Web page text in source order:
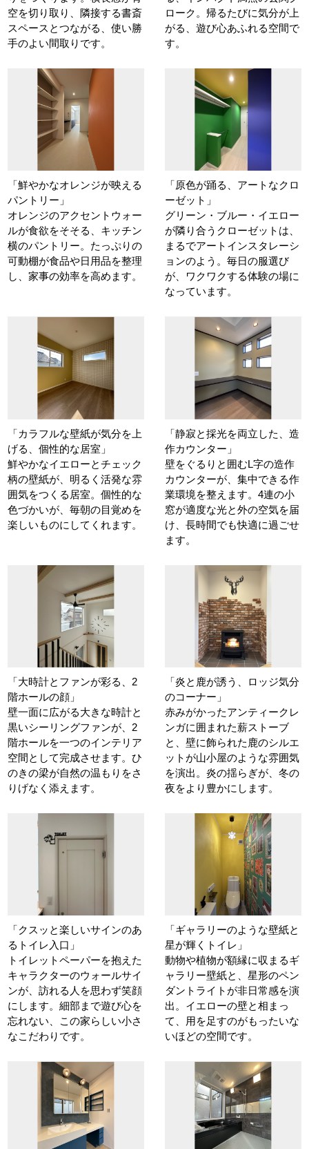
空を切り取り、隣接する書斎
スペースとつながる、使い勝
手のよい間取りです。
ローク。帰るたびに気分が上
がる、遊び心あふれる空間で
す。
「鮮やかなオレンジが映える
パントリー」
オレンジのアクセントウォー
ルが食欲をそそる、キッチン
横のパントリー。たっぷりの
可動棚が食品や日用品を整理
し、家事の効率を高めます。
「原色が踊る、アートなクロ
ーゼット」
グリーン・ブルー・イエロー
が隣り合うクローゼットは、
まるでアートインスタレーシ
ョンのよう。毎日の服選び
が、ワクワクする体験の場に
なっています。
「カラフルな壁紙が気分を上
げる、個性的な居室」
鮮やかなイエローとチェック
柄の壁紙が、明るく活発な雰
囲気をつくる居室。個性的な
色づかいが、毎朝の目覚めを
楽しいものにしてくれます。
「静寂と採光を両立した、造
作カウンター」
壁をぐるりと囲むL字の造作
カウンターが、集中できる作
業環境を整えます。4連の小
窓が適度な光と外の空気を届
け、長時間でも快適に過ごせ
ます。
「大時計とファンが彩る、2
階ホールの顔」
壁一面に広がる大きな時計と
黒いシーリングファンが、2
階ホールを一つのインテリア
空間として完成させます。ひ
のきの梁が自然の温もりをさ
りげなく添えます。
「炎と鹿が誘う、ロッジ気分
のコーナー」
赤みがかったアンティークレ
ンガに囲まれた薪ストーブ
と、壁に飾られた鹿のシルエ
ットが山小屋のような雰囲気
を演出。炎の揺らぎが、冬の
夜をより豊かにします。
「クスッと楽しいサインのあ
るトイレ入口」
トイレットペーパーを抱えた
キャラクターのウォールサイ
ンが、訪れる人を思わず笑顔
にします。細部まで遊び心を
忘れない、この家らしい小さ
なこだわりです。
「ギャラリーのような壁紙と
星が輝くトイレ」
動物や植物が額縁に収まるギ
ャラリー壁紙と、星形のペン
ダントライトが非日常感を演
出。イエローの壁と相まっ
て、用を足すのがもったいな
いほどの空間です。